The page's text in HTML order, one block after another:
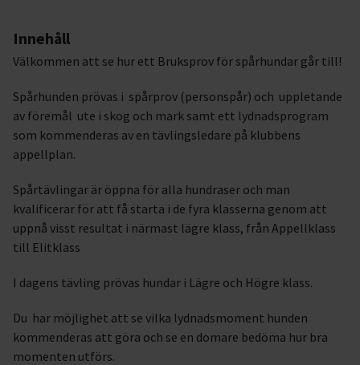
Innehåll
Välkommen att se hur ett Bruksprov för spårhundar går till!
Spårhunden prövas i spårprov (personspår) och uppletande
av föremål ute i skog och mark samt ett lydnadsprogram
som kommenderas av en tävlingsledare på klubbens
appellplan.
Spårtävlingar är öppna för alla hundraser och man
kvalificerar för att få starta i de fyra klasserna genom att
uppnå visst resultat i närmast lägre klass, från Appellklass
till Elitklass
I dagens tävling prövas hundar i Lägre och Högre klass.
Du har möjlighet att se vilka lydnadsmoment hunden
kommenderas att göra och se en domare bedöma hur bra
momenten utförs.